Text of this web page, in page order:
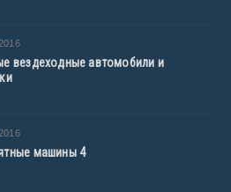
вездеходные автомобили и
машины 4